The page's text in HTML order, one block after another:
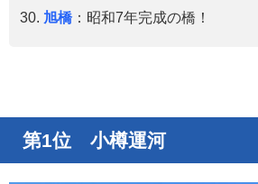
旭橋：昭和7年完成の橋！
第1位 小樽運河